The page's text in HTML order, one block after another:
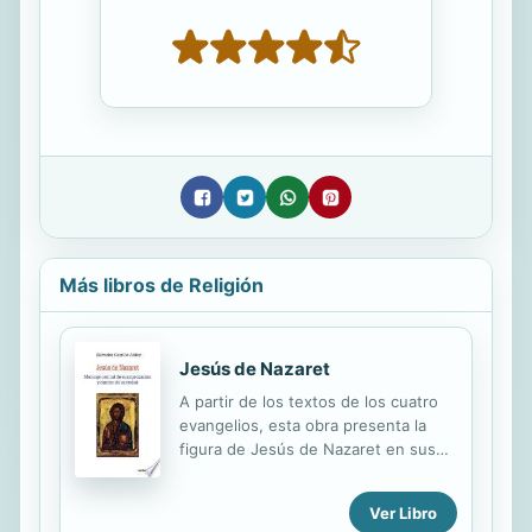
Más libros de Religión
Jesús de Nazaret
A partir de los textos de los cuatro
evangelios, esta obra presenta la
figura de Jesús de Nazaret en sus
infancia; su ministerio público, a
partir de su bautismo en el Jordán,
Ver Libro